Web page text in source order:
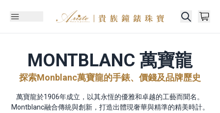
MONTBLANC 萬寶龍
探索Monblanc萬寶龍的手錶、價錢及品牌歷史
萬寶龍於1906年成立，以其永恆的優雅和卓越的工藝而聞名。
Montblanc融合傳統與創新，打造出體現奢華與精準的精美時計。